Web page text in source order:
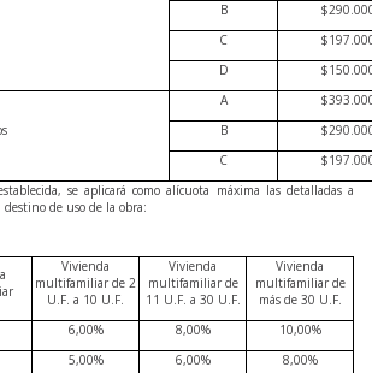
B
C
D
A
B
C
se aplicará como alícuota máxima las detalladas a
de uso de la obra:
Vivienda
multifamiliar de 2
U.F. a 10 U.F.
Vivienda
multifamiliar de
11 U.F. a 30 U.F.
Vivienda
multifamiliar de
más de 30 U.F.
6,00% 8,00%
10,00%
5,00% 6,00%
8,00%